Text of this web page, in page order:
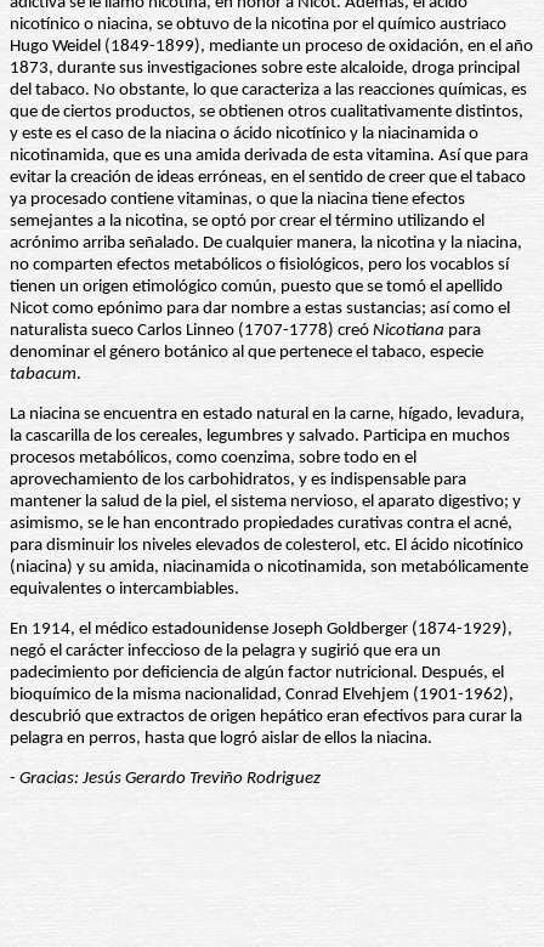
nicotínico o niacina, se obtuvo de la nicotina por el químico austriaco
Hugo Weidel (1849-1899), mediante un proceso de oxidación, en el año
1873, durante sus investigaciones sobre este alcaloide, droga principal
del tabaco. No obstante, lo que caracteriza a las reacciones químicas, es
que de ciertos productos, se obtienen otros cualitativamente distintos,
y este es el caso de la niacina o ácido nicotínico y la niacinamida o
nicotinamida, que es una amida derivada de esta vitamina. Así que para
evitar la creación de ideas erróneas, en el sentido de creer que el tabaco
ya procesado contiene vitaminas, o que la niacina tiene efectos
semejantes a la nicotina, se optó por crear el término utilizando el
acrónimo arriba señalado. De cualquier manera, la nicotina y la niacina,
no comparten efectos metabólicos o fisiológicos, pero los vocablos sí
tienen un origen etimológico común, puesto que se tomó el apellido
Nicot como epónimo para dar nombre a estas sustancias; así como el
naturalista sueco Carlos Linneo (1707-1778) creó Nicotiana para
denominar el género botánico al que pertenece el tabaco, especie
tabacum.
La niacina se encuentra en estado natural en la carne, hígado, levadura,
la cascarilla de los cereales, legumbres y salvado. Participa en muchos
procesos metabólicos, como coenzima, sobre todo en el
aprovechamiento de los carbohidratos, y es indispensable para
mantener la salud de la piel, el sistema nervioso, el aparato digestivo; y
asimismo, se le han encontrado propiedades curativas contra el acné,
para disminuir los niveles elevados de colesterol, etc. El ácido nicotínico
(niacina) y su amida, niacinamida o nicotinamida, son metabólicamente
equivalentes o intercambiables.
En 1914, el médico estadounidense Joseph Goldberger (1874-1929),
negó el carácter infeccioso de la pelagra y sugirió que era un
padecimiento por deficiencia de algún factor nutricional. Después, el
bioquímico de la misma nacionalidad, Conrad Elvehjem (1901-1962),
descubrió que extractos de origen hepático eran efectivos para curar la
pelagra en perros, hasta que logró aislar de ellos la niacina.
- Gracias: Jesús Gerardo Treviño Rodriguez